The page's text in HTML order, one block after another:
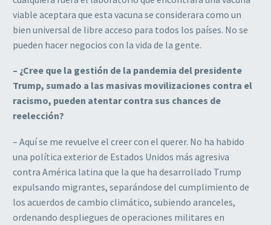
viable aceptara que esta vacuna se considerara como un
bien universal de libre acceso para todos los países. No se
pueden hacer negocios con la vida de la gente.
– ¿Cree que la gestión de la pandemia del presidente
Trump, sumado a las masivas movilizaciones contra el
racismo, pueden atentar contra sus chances de
reelección?
– Aquí se me revuelve el creer con el querer. No ha habido
una política exterior de Estados Unidos más agresiva
contra América latina que la que ha desarrollado Trump
expulsando migrantes, separándose del cumplimiento de
los acuerdos de cambio climático, subiendo aranceles,
ordenando despliegues de operaciones militares en